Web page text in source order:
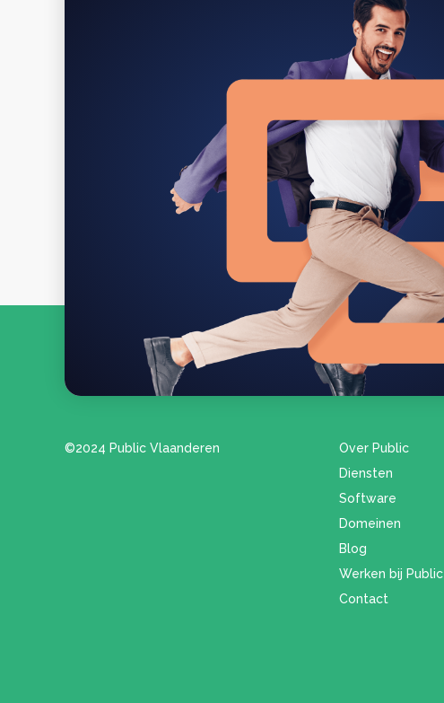
©2024 Public Vlaanderen
Over Public
Diensten
Software
Domeinen
Blog
Werken bij Public
Contact